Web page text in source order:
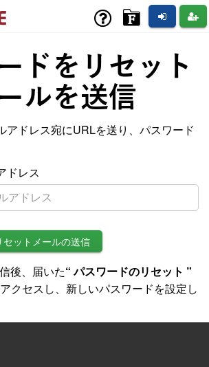
ドをリセット
ルを送信
アドレス宛にURLを送り、パスワード
ドレス
ットメールの送信
後、届いた“ パスワードのリセット ”
クセスし、新しいパスワードを設定し